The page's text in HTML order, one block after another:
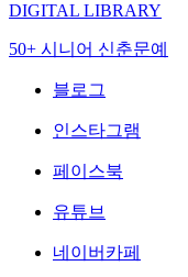
DIGITAL LIBRARY
50+ 시니어 신춘문예
블로그
인스타그램
페이스북
유튜브
네이버카페